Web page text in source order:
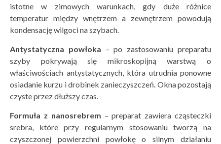
istotne w zimowych warunkach, gdy duże różnice
temperatur między wnętrzem a zewnętrzem powodują
kondensację wilgoci na szybach.
Antystatyczna powłoka – po zastosowaniu preparatu
szyby pokrywają się mikroskopijną warstwą o
właściwościach antystatycznych, która utrudnia ponowne
osiadanie kurzu i drobinek zanieczyszczeń. Okna pozostają
czyste przez dłuższy czas.
Formuła z nanosrebrem – preparat zawiera cząsteczki
srebra, które przy regularnym stosowaniu tworzą na
czyszczonej powierzchni powłokę o silnym działaniu